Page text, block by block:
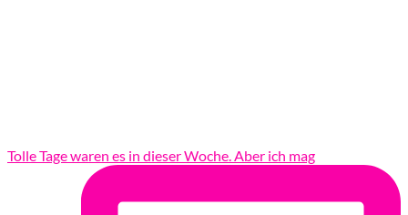
Tolle Tage waren es in dieser Woche. Aber ich mag